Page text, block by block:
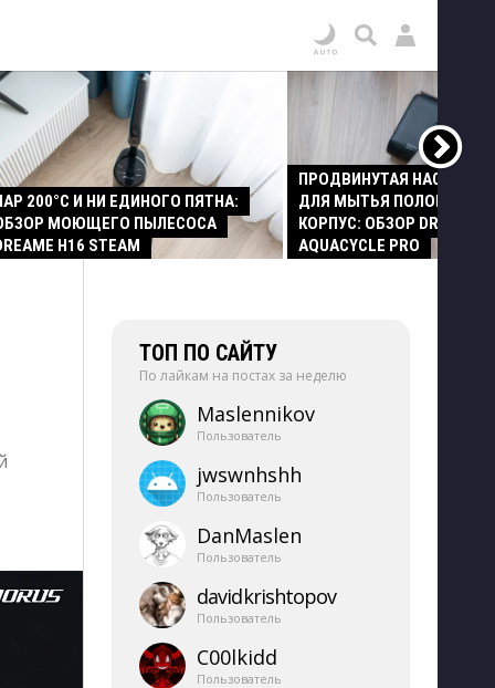
200°C И НИ ЕДИНОГО ПЯТНА:
МОЮЩЕГО ПЫЛЕСОСА
H16 STEAM
ПРОДВИНУТАЯ НАСАДКА
ДЛЯ МЫТЬЯ ПОЛОВ И
КОРПУС: ОБЗОР DREAME
AQUACYCLE PRO
ТОП ПО САЙТУ
По лайкам на постах за неделю
Maslennikov
Пользователь
jwswnhshh
Пользователь
DanMaslen
Пользователь
davidkrishtopov
Пользователь
C00lkidd
Пользователь